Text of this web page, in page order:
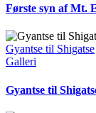
Første syn af Mt.
Gyantse til Shigatse
Galleri
Gyantse til